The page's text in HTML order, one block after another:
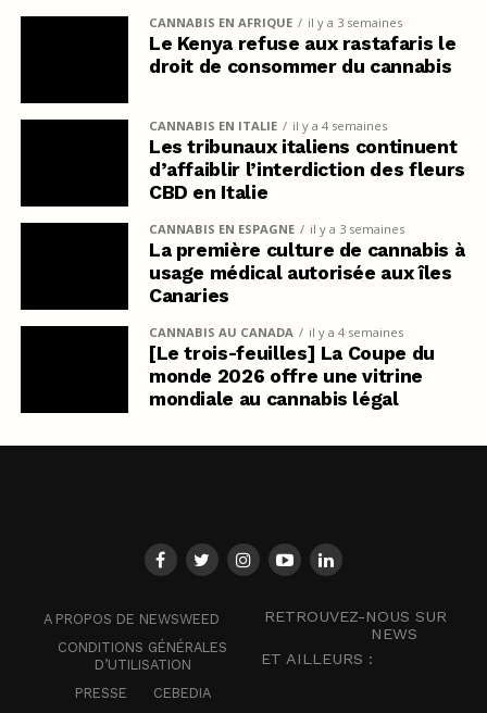
CANNABIS EN AFRIQUE il y a 3 semaines
Le Kenya refuse aux rastafaris le
droit de consommer du cannabis
CANNABIS EN ITALIE il y a 4 semaines
Les tribunaux italiens continuent
d’affaiblir l’interdiction des fleurs
CBD en Italie
CANNABIS EN ESPAGNE il y a 3 semaines
La première culture de cannabis à
usage médical autorisée aux îles
Canaries
CANNABIS AU CANADA il y a 4 semaines
[Le trois-feuilles] La Coupe du
monde 2026 offre une vitrine
mondiale au cannabis légal
A PROPOS DE NEWSWEED
CONDITIONS GÉNÉRALES
D’UTILISATION
PRESSE
CEBEDIA
RETROUVEZ-NOUS SUR
NEWS
ET AILLEURS :